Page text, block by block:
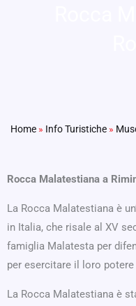
Home » Info Turistiche »
Rocca Malatestiana a
La Rocca Malatestiana è
in Italia, che risale al XV
famiglia Malatesta per
per esercitare il loro
La Rocca Malatestiana è